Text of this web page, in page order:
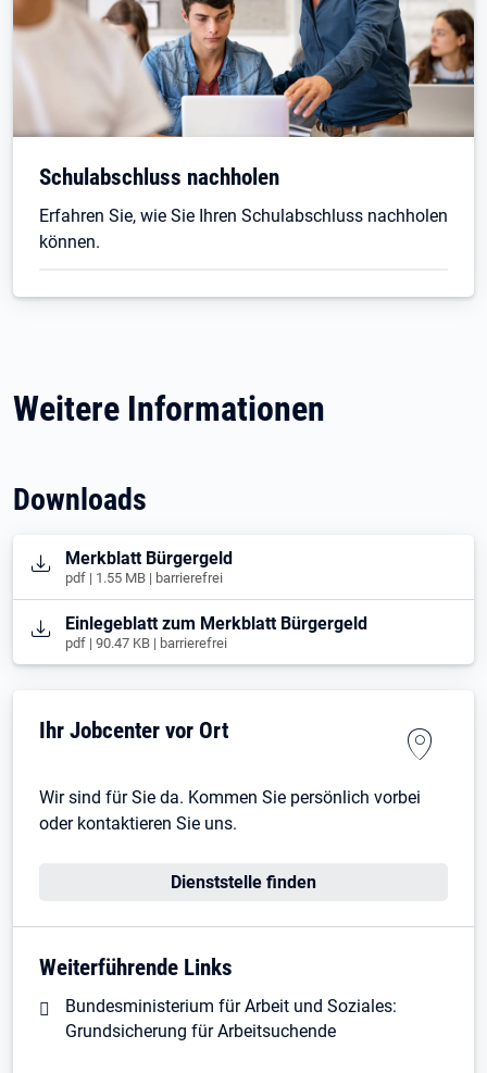
Schulabschluss nachholen
Erfahren Sie, wie Sie Ihren Schulabschluss nachholen
können.
Weitere Informationen
Downloads
Öffnet in neuem Tab
Merkblatt Bürgergeld
pdf | 1.55 MB | barrierefrei
Öffnet in neuem Tab
Einlegeblatt zum Merkblatt Bürgergeld
pdf | 90.47 KB | barrierefrei
Ihr Jobcenter vor Ort
Wir sind für Sie da. Kommen Sie persönlich vorbei
oder kontaktieren Sie uns.
Dienststelle finden
Weiterführende Links
Bundesministerium für Arbeit und Soziales:
Grundsicherung für Arbeitsuchende